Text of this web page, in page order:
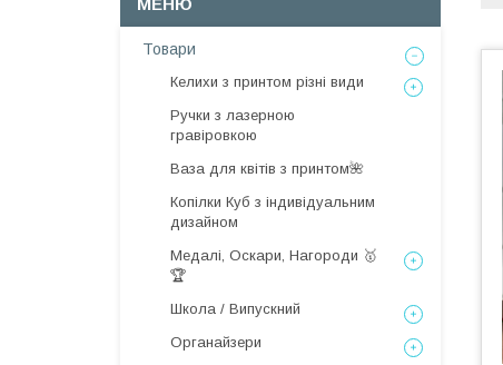
Товари
Келихи з принтом різні види
Ручки з лазерною
гравіровкою
Ваза для квітів з принтом🌺
Копілки Куб з індивідуальним
дизайном
Медалі, Оскари, Нагороди 🥇
🏆
Школа / Випускний
Органайзери